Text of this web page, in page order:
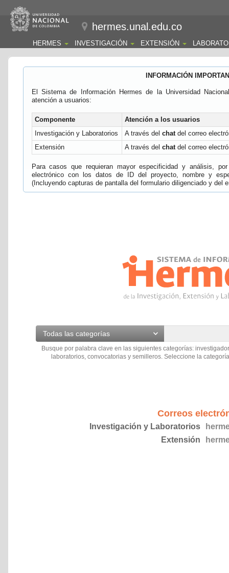
hermes.unal.edu.co
HERMES INVESTIGACIÓN EXTENSIÓN
INFORMACIÓN
El Sistema de Información Hermes de la Universidad
atención a usuarios:
Componente
Atención a los usuarios
Investigación y Laboratorios
A través del chatdel correo
Extensión
A través del chatdel correo
Para casos que requieran mayor especificidad y análisis,
electrónico con los datos de ID del proyecto, nombre y
(Incluyendo capturas de pantalla del formulario diligenciado y del
Todas las categorías
Busque por palabra clave en las siguientes categorías:
laboratorios, convocatorias y semilleros. Seleccione la
Correos
Investigación y Laboratorios
Extensión